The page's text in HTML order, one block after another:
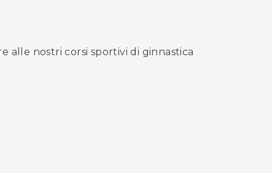
alle nostri corsi sportivi di ginnastica